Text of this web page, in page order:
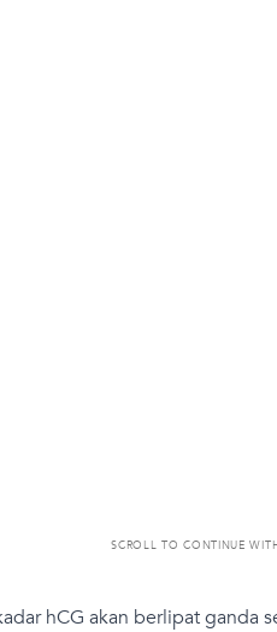
SCROLL TO CONTINUE
hCG akan berlipat ganda